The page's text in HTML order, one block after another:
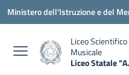
Vai ai contenuti
Vai al menu di navigazione
Vai al footer
Ministero dell'Istruzione e del
Liceo Scientifico
Musicale
Liceo Statale